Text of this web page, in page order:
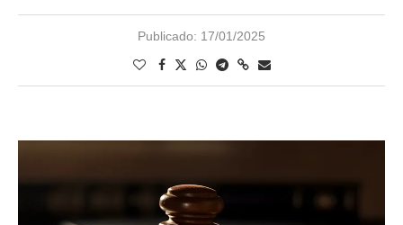
Publicado: 17/01/2025